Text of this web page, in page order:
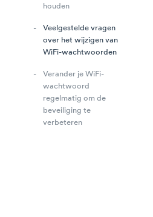
houden
Veelgestelde vragen
over het wijzigen van
WiFi-wachtwoorden
Verander je WiFi-
wachtwoord
regelmatig om de
beveiliging te
verbeteren